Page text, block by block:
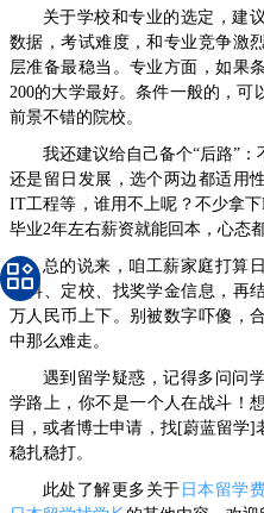
关于学校和专业的选定，建
数据，考试难度，和专业竞争激
层准备最稳当。专业方面，如果
200的大学最好。条件一般的，可
前景不错的院校。
我还建议给自己备个“后路”
还是留日发展，选个两边都适用
IT工程等，谁用不上呢？不少拿
毕业2年左右薪资就能回本，心态
总的说来，咱工薪家庭打算
资料、定校、找奖学金信息，再
万人民币上下。别被数字吓傻，
中那么难走。
遇到留学疑惑，记得多问问
学路上，你不是一个人在战斗！
目，或者博士申请，找[蔚蓝留学
稳扎稳打。
此处了解更多关于 日本留学